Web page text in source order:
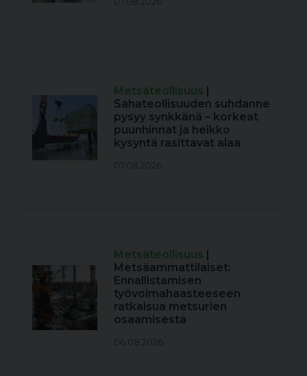
Metsäteollisuus
Sahateollisuuden suhdanne
pysyy synkkänä – korkeat
puunhinnat ja heikko
kysyntä rasittavat alaa
07.08.2026
Metsäteollisuus
Metsäammattilaiset:
Ennallistamisen
työvoimahaasteeseen
ratkaisua metsurien
osaamisesta
06.08.2026